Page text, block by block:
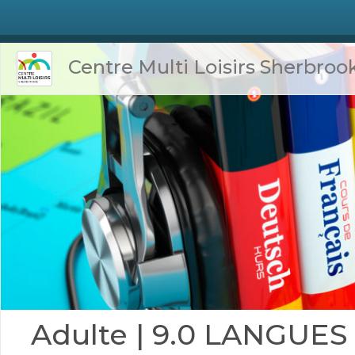
Centre Multi Loisirs
Adulte | 9.0 LANGUES